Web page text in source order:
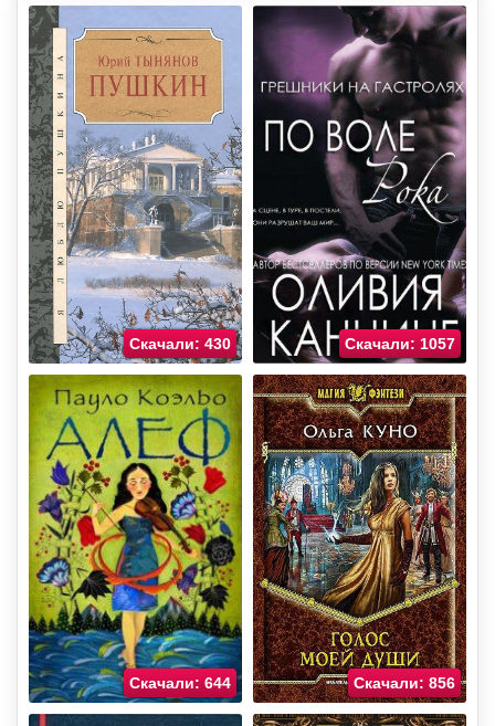
Скачали: 430 Скачали: 1057
Скачали: 644 Скачали: 856